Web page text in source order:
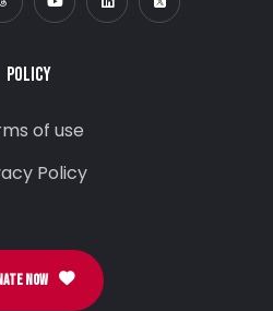
POLICY
of use
Policy
NOW